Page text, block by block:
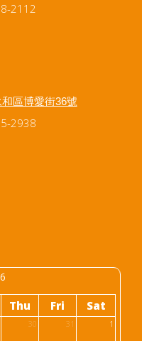
2112
區博愛街36號
2938
Thu Fri Sat
30 31 1